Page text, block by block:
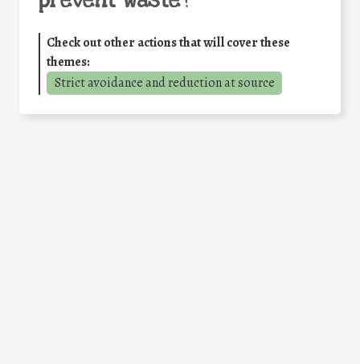
Check out other actions that will cover these
themes:
Strict avoidance and reduction at source